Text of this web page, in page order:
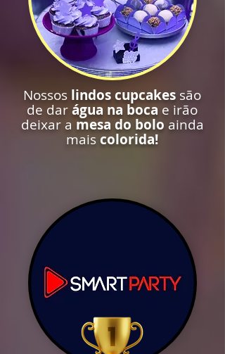
Nossos lindos cupcakes são
de darágua na boca e irão
deixar a mesa do bolo ainda
maiscolorida!